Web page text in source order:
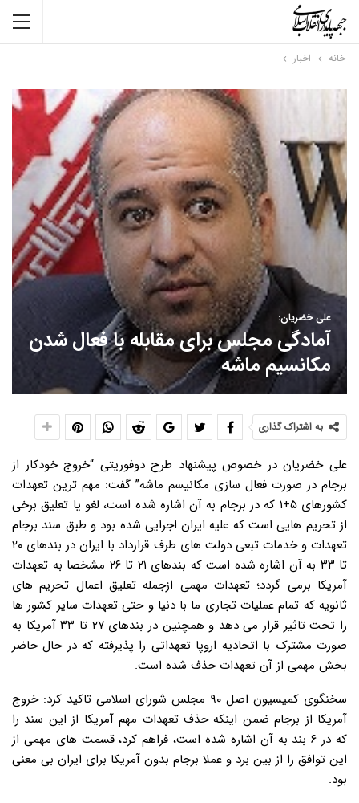
خانه اخبار
علی خضریان:
آمادگی مجلس برای مقابله با فعال شدن
مکانسیم ماشه
به اشتراک گذاری
علی خضریان در خصوص پیشنهاد طرح دوفوریتی “خروج خودکار از
برجام در صورت فعال سازی مکانیسم ماشه” گفت: مهم ترین تعهدات
کشورهای ۵+۱ که در برجام به آن اشاره شده است، لغو یا تعلیق برخی
از تحریم هایی است که علیه ایران اجرایی شده بود و طبق سند برجام
تعهدات و خدمات تبعی دولت های طرف قرارداد با ایران در بندهای ۲۰
تا ۳۳ به آن اشاره شده است که بندهای ۲۱ تا ۲۶ مشخصا به تعهدات
آمریکا برمی گردد؛ تعهدات مهمی ازجمله تعلیق اعمال تحریم های
ثانویه که تمام عملیات تجاری ما با دنیا و حتی تعهدات سایر کشور ها
را تحت تاثیر قرار می دهد و همچنین در بندهای ۲۷ تا ۳۳ آمریکا به
صورت مشترک با اتحادیه اروپا تعهداتی را پذیرفته که در حال حاضر
بخش مهمی از آن تعهدات حذف شده است.
سخنگوی کمیسیون اصل ۹۰ مجلس شورای اسلامی تاکید کرد: خروج
آمریکا از برجام ضمن اینکه حذف تعهدات مهم آمریکا از این سند را
که در ۶ بند به آن اشاره شده است، فراهم کرد، قسمت های مهمی از
این توافق را از بین برد و عملا برجام بدون آمریکا برای ایران بی معنی
بود.